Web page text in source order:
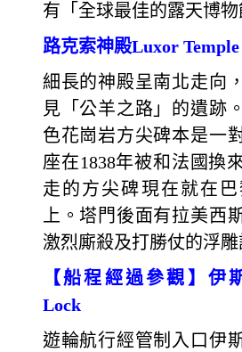
有「全球最佳的露天博物
路克索神殿Luxor Temple
細長的神殿呈南北走向
見「公羊之路」的遺跡
色花崗岩方尖碑本是一
座在1838年被和法國換
走的方尖碑現在就在
上。塔門後面有拉美西
激烈廝殺及打勝仗的浮雕
【船程經過參觀】伊
Lock
遊輪航行經管制入口伊